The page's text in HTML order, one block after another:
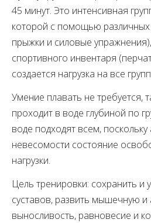
45 минут. Это интенсивная
которой с помощью различных
прыжки и силовые
спортивного инвентаря
создается нагрузка на все
Умение плавать не требуется,
проходит в воде глубиной по
воде подходят всем,
невесомости состояние
нагрузки.
Цель тренировки: сохранить и
суставов, развить мышечную
выносливость, равновесие и